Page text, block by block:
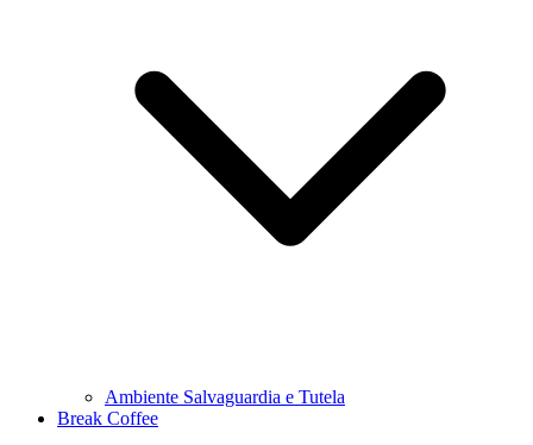
Ambiente Salvaguardia e Tutela
Break Coffee